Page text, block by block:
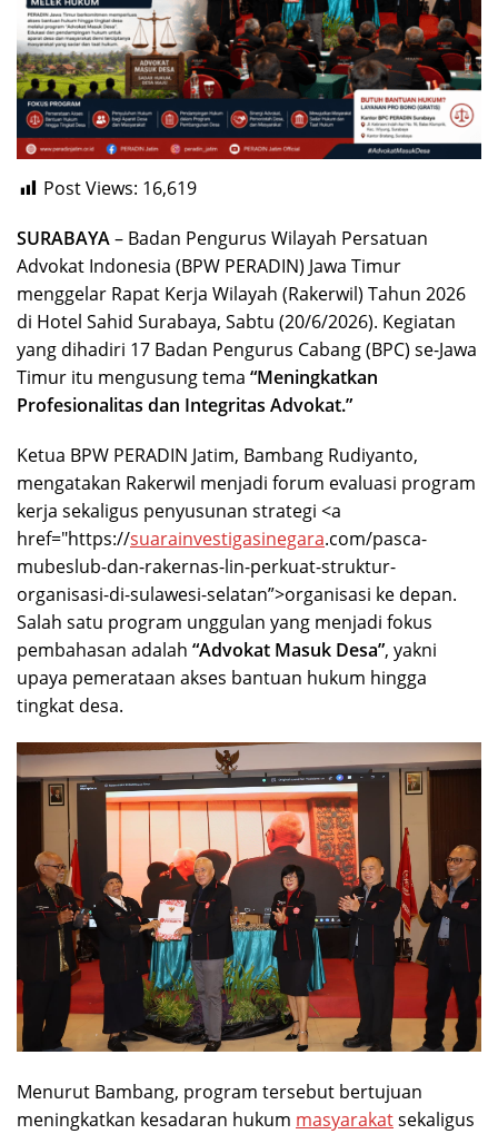
Post Views: 16,619
SURABAYA– Badan Pengurus Wilayah Persatuan
Advokat Indonesia (BPW PERADIN) Jawa Timur
menggelar Rapat Kerja Wilayah (Rakerwil) Tahun 2026
di Hotel Sahid Surabaya, Sabtu (20/6/2026). Kegiatan
yang dihadiri 17 Badan Pengurus Cabang (BPC) se-Jawa
Timur itu mengusung tema “Meningkatkan
Profesionalitas dan Integritas Advokat.”
Ketua BPW PERADIN Jatim, Bambang Rudiyanto,
mengatakan Rakerwil menjadi forum evaluasi program
kerja sekaligus penyusunan strategi <a
href="https://suarainvestigasinegara.com/pasca-
mubeslub-dan-rakernas-lin-perkuat-struktur-
organisasi-di-sulawesi-selatan”>organisasi ke depan.
Salah satu program unggulan yang menjadi fokus
pembahasan adalah “Advokat Masuk Desa”, yakni
upaya pemerataan akses bantuan hukum hingga
tingkat desa.
Menurut Bambang, program tersebut bertujuan
meningkatkan kesadaran hukum masyarakatsekaligus